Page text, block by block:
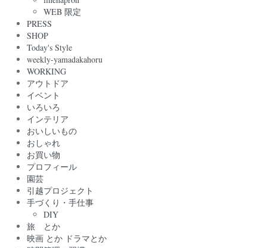
WEB 限定
PRESS
SHOP
Today's Style
weekly-yamadakahoru
WORKING
アウトドア
イベント
いろいろ
インテリア
おいしいもの
おしゃれ
お買い物
プロフィール
園芸
引越プロジェクト
手づくり・手仕事
DIY
旅 とか
映画 とか ドラマとか